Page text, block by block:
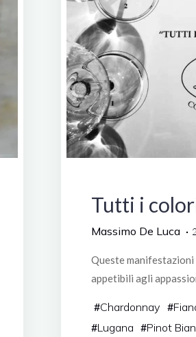
Tutti i
Massimo De Luca
Queste
appetibili agli
#Chardonnay #
#Lugana #Pinot